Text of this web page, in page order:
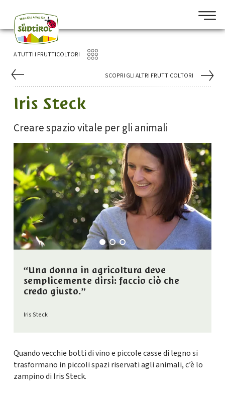
A TUTTI I FRUTTICOLTORI
SCOPRI GLI ALTRI FRUTTICOLTORI
Iris Steck
Creare spazio vitale per gli animali
“Una donna in agricoltura deve
semplicemente dirsi: faccio ciò che
credo giusto.”
Iris Steck
Quando vecchie botti di vino e piccole casse di legno si
trasformano in piccoli spazi riservati agli animali, c’è lo
zampino di Iris Steck.